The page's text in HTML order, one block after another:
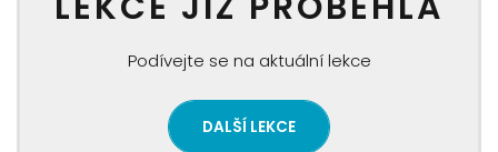
Podívejte se na aktuální lekce
DALŠÍ LEKCE